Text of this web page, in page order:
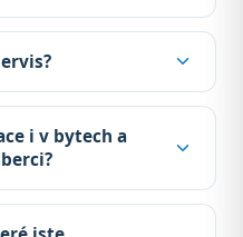
i v bytech a